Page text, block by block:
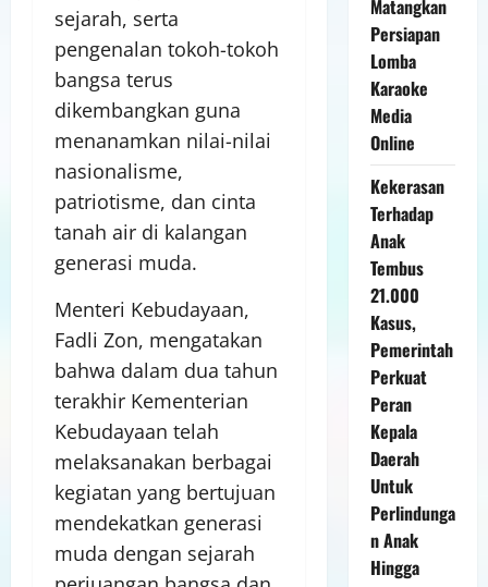
sejarah, serta
pengenalan tokoh-tokoh
bangsa terus
dikembangkan guna
menanamkan nilai-nilai
nasionalisme,
patriotisme, dan cinta
tanah air di kalangan
generasi muda.
Menteri Kebudayaan,
Fadli Zon, mengatakan
bahwa dalam dua tahun
terakhir Kementerian
Kebudayaan telah
melaksanakan berbagai
kegiatan yang bertujuan
mendekatkan generasi
muda dengan sejarah
Matangkan
Persiapan
Lomba
Karaoke
Media
Online
Kekerasan
Terhadap
Anak
Tembus
21.000
Kasus,
Pemerintah
Perkuat
Peran
Kepala
Daerah
Untuk
Perlindunga
n Anak
Hingga